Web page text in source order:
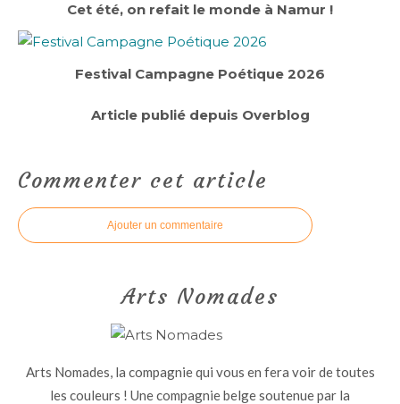
Cet été, on refait le monde à Namur !
Festival Campagne Poétique 2026
Article publié depuis Overblog
Commenter cet article
Ajouter un commentaire
Arts Nomades
Arts Nomades, la compagnie qui vous en fera voir de toutes
les couleurs ! Une compagnie belge soutenue par la